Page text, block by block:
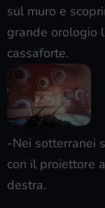
sul muro e
grande orologio
cassaforte.
-Nei sotterranei
con il proiettore
destra.